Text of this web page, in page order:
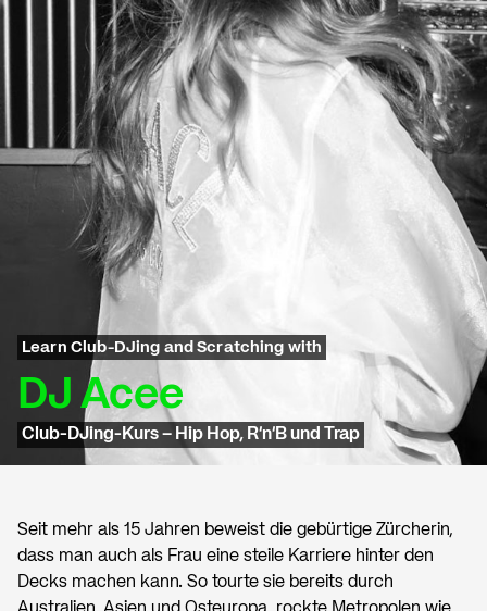
Learn Club-DJing and Scratching with
DJ Acee
Club-DJing-Kurs – Hip Hop, R'n'B und Trap
Seit mehr als 15 Jahren beweist die gebürtige Zürcherin,
dass man auch als Frau eine steile Karriere hinter den
Decks machen kann. So tourte sie bereits durch